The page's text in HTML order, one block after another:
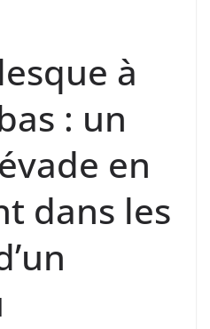
à
: un
en
dans les